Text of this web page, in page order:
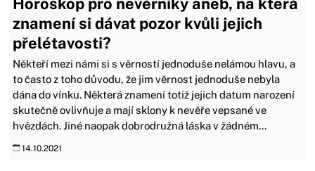
znamení si dávat pozor kvůli jejich
přelétavosti?
Někteří mezi námi si s věrností jednoduše nelámou hlavu, a
to často z toho důvodu, že jim věrnost jednoduše nebyla
dána do vínku. Některá znamení totiž jejich datum narození
skutečně ovlivňuje a mají sklony k nevěře vepsané ve
hvězdách. Jiné naopak dobrodružná láska v žádném...
14.10.2021